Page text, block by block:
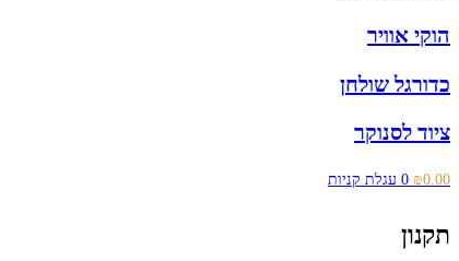
הוקי אוויר
כדורגל שולחן
ציוד לסנוקר
₪0.00
0 עגלת קניות
תקנון